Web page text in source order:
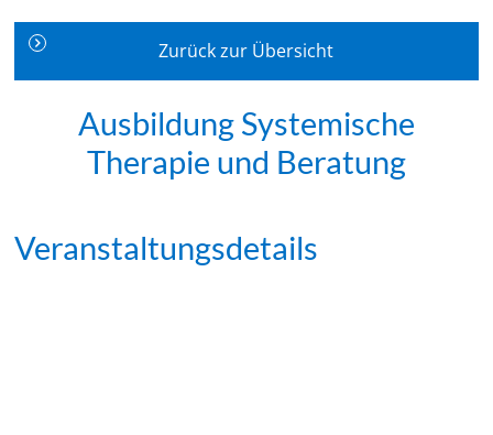
Zurück zur Übersicht
Ausbildung Systemische
Therapie und Beratung
Veranstaltungsdetails